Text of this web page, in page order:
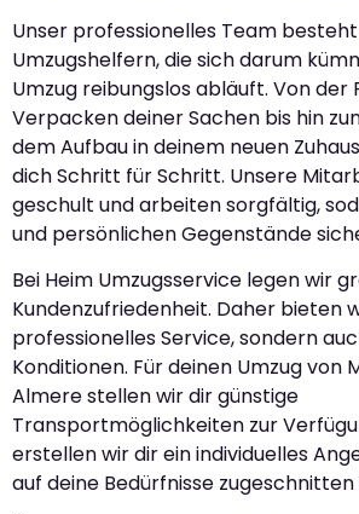
Unser professionelles Team
Umzugshelfern, die sich darum
Umzug reibungslos abläuft. Von der
Verpacken deiner Sachen bis hin
dem Aufbau in deinem neuen
dich Schritt für Schritt. Unsere
geschult und arbeiten sorgfältig,
und persönlichen Gegenstände
Bei Heim Umzugsservice legen wir
Kundenzufriedenheit. Daher bieten
professionelles Service, sondern
Konditionen. Für deinen Umzug von
Almere stellen wir dir günstige
Transportmöglichkeiten zur
erstellen wir dir ein individuelles
auf deine Bedürfnisse zugeschnitten